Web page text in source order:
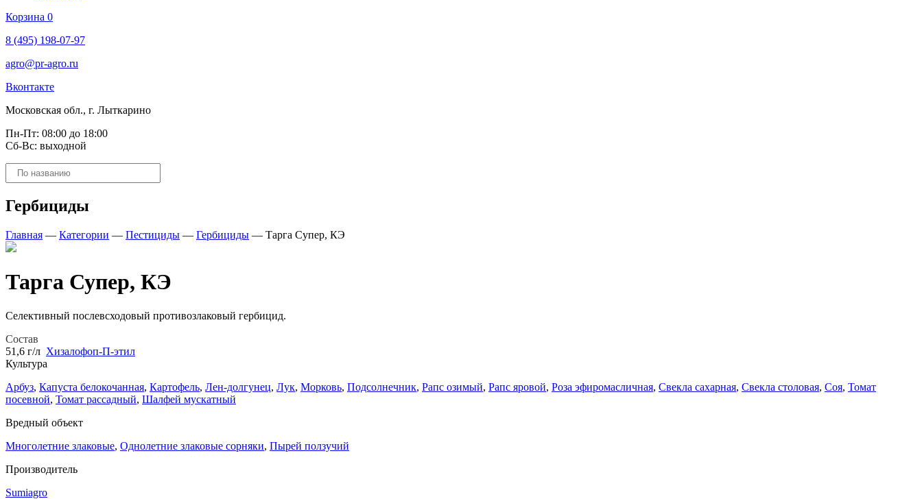
Корзина 0
8 (495) 198-07-97
agro@pr-agro.ru
Вконтакте
Московская обл., г. Лыткарино
Пн-Пт: 08:00 до 18:00
Сб-Вс: выходной
Поиск
товаров
Гербициды
Главная — Категории — Пестициды — Гербициды — Тарга Супер, КЭ
Тарга Супер, КЭ
Селективный послевсходовый противозлаковый гербицид.
Состав
51,6 г/л Хизалофоп-П-этил
Культура
Арбуз, Капуста белокочанная, Картофель, Лен-долгунец, Лук, Морковь, Подсолнечник, Рапс озимый, Рапс яровой, Роза эфиромасличная, Свекла сахарная, Свекла столовая, Соя, Томат
посевной, Томат рассадный, Шалфей мускатный
Вредный объект
Многолетние злаковые, Однолетние злаковые сорняки, Пырей ползучий
Производитель
Sumiagro